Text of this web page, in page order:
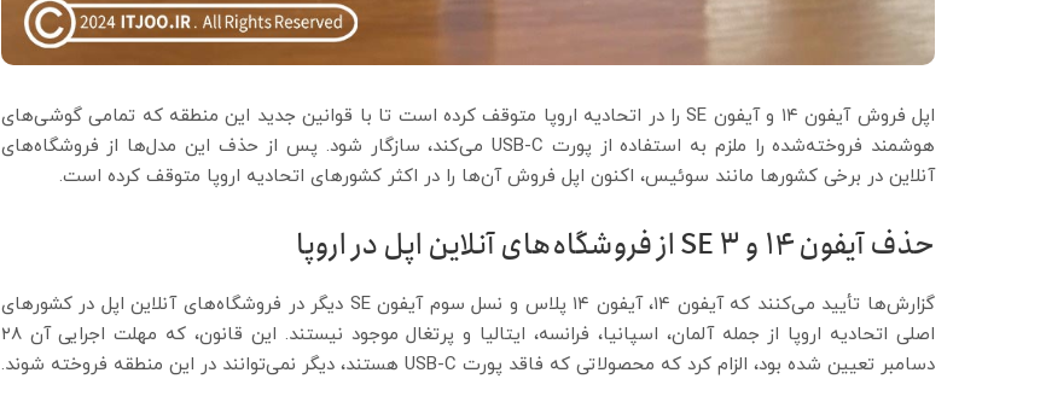
اپل فروش آیفون ۱۴ و آیفون SE را در اتحادیه اروپا متوقف کرده است تا با قوانین جدید این منطقه که تمامی گوشی‌های
هوشمند فروخته‌شده را ملزم به استفاده از پورت USB-C می‌کند، سازگار شود. پس از حذف این مدل‌ها از فروشگاه‌های
آنلاین در برخی کشورها مانند سوئیس، اکنون اپل فروش آن‌ها را در اکثر کشورهای اتحادیه اروپا متوقف کرده است.
حذف آیفون ۱۴ و SE 3 از فروشگاه‌های آنلاین اپل در اروپا
گزارش‌ها تأیید می‌کنند که آیفون ۱۴، آیفون ۱۴ پلاس و نسل سوم آیفون SE دیگر در فروشگاه‌های آنلاین اپل در کشورهای
اصلی اتحادیه اروپا از جمله آلمان، اسپانیا، فرانسه، ایتالیا و پرتغال موجود نیستند. این قانون، که مهلت اجرایی آن ۲۸
دسامبر تعیین شده بود، الزام کرد که محصولاتی که فاقد پورت USB-C هستند، دیگر نمی‌توانند در این منطقه فروخته شوند.